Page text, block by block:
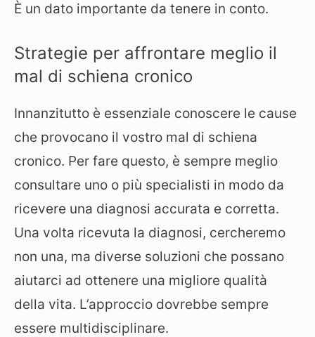
È un dato importante da tenere in conto.
Strategie per affrontare meglio il
mal di schiena cronico
Innanzitutto è essenziale conoscere le cause
che provocano il vostro mal di schiena
cronico. Per fare questo, è sempre meglio
consultare uno o più specialisti in modo da
ricevere una diagnosi accurata e corretta.
Una volta ricevuta la diagnosi, cercheremo
non una, ma diverse soluzioni che possano
aiutarci ad ottenere una migliore qualità
della vita. L’approccio dovrebbe sempre
essere multidisciplinare.